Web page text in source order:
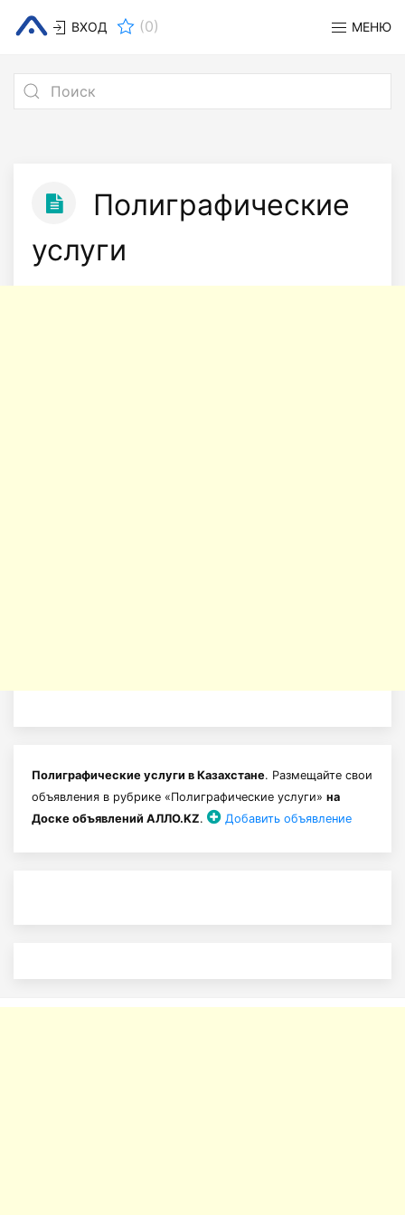
ВХОД (0) МЕНЮ
Полиграфические
услуги
Полиграфические услуги в Казахстане. Размещайте свои
объявления в рубрике «Полиграфические услуги» на
Доске объявлений АЛЛО.KZ. Добавить объявление